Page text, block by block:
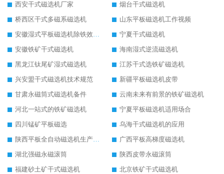
西安干式磁选机厂家
烟台干式磁选机
桥西区干式多磁系磁选机
山东平板磁选机工作视频
安徽湿式平板磁选机除铁效果怎么样
宁夏干式磁选机
安徽铁矿干式磁选机
海南湿式逆流磁选机
黑龙江钛尾矿湿式磁选机
江苏干式选铁矿磁选机
兴安盟干式磁选机技术规范
新疆平板磁选机皮带
甘肃永磁筒式磁选机备件
云南未来有前景的铁矿磁选机
河北一站式的铁矿磁选机
宁夏平板磁选机适用场合
四川锰矿平板磁选
乌海干式磁选机的应用
陕西平板全自动磁选机生产厂家
广西平板高梯度磁选机
湖北强磁永磁滚筒
陕西皮带永磁滚筒
福建砂土矿干式磁选机
北京铁矿干式磁选机